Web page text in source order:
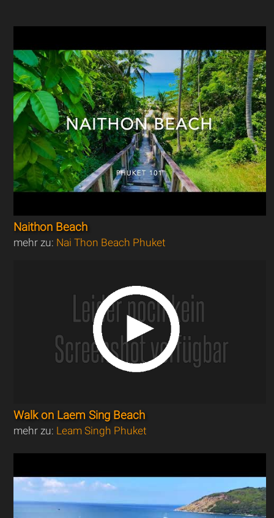
Naithon Beach
mehr zu: Nai Thon Beach Phuket
Walk on Laem Sing Beach
mehr zu: Leam Singh Phuket